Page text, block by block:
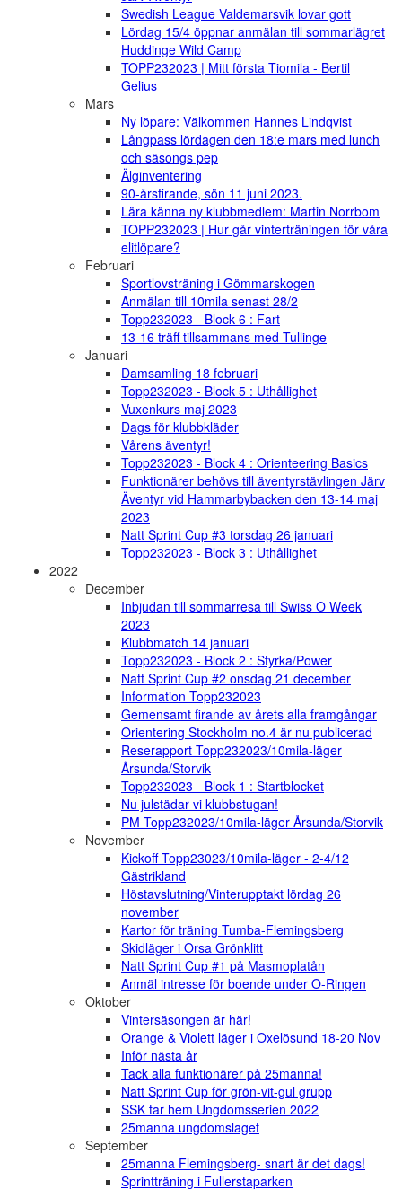
Swedish League Valdemarsvik lovar gott
Lördag 15/4 öppnar anmälan till sommarlägret
Huddinge Wild Camp
TOPP232023 | Mitt första Tiomila - Bertil
Gelius
Mars
Ny löpare: Välkommen Hannes Lindqvist
Långpass lördagen den 18:e mars med lunch
och säsongs pep
Älginventering
90-årsfirande, sön 11 juni 2023.
Lära känna ny klubbmedlem: Martin Norrbom
TOPP232023 | Hur går vinterträningen för våra
elitlöpare?
Februari
Sportlovsträning i Gömmarskogen
Anmälan till 10mila senast 28/2
Topp232023 - Block 6 : Fart
13-16 träff tillsammans med Tullinge
Januari
Damsamling 18 februari
Topp232023 - Block 5 : Uthållighet
Vuxenkurs maj 2023
Dags för klubbkläder
Vårens äventyr!
Topp232023 - Block 4 : Orienteering Basics
Funktionärer behövs till äventyrstävlingen Järv
Äventyr vid Hammarbybacken den 13-14 maj
2023
Natt Sprint Cup #3 torsdag 26 januari
Topp232023 - Block 3 : Uthållighet
2022
December
Inbjudan till sommarresa till Swiss O Week
2023
Klubbmatch 14 januari
Topp232023 - Block 2 : Styrka/Power
Natt Sprint Cup #2 onsdag 21 december
Information Topp232023
Gemensamt firande av årets alla framgångar
Orientering Stockholm no.4 är nu publicerad
Reserapport Topp232023/10mila-läger
Årsunda/Storvik
Topp232023 - Block 1 : Startblocket
Nu julstädar vi klubbstugan!
PM Topp232023/10mila-läger Årsunda/Storvik
November
Kickoff Topp23023/10mila-läger - 2-4/12
Gästrikland
Höstavslutning/Vinterupptakt lördag 26
november
Kartor för träning Tumba-Flemingsberg
Skidläger i Orsa Grönklitt
Natt Sprint Cup #1 på Masmoplatån
Anmäl intresse för boende under O-Ringen
Oktober
Vintersäsongen är här!
Orange & Violett läger i Oxelösund 18-20 Nov
Inför nästa år
Tack alla funktionärer på 25manna!
Natt Sprint Cup för grön-vit-gul grupp
SSK tar hem Ungdomsserien 2022
25manna ungdomslaget
September
25manna Flemingsberg- snart är det dags!
Sprintträning i Fullerstaparken